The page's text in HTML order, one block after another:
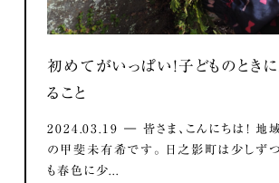
初めてがいっぱい！子どものとき
ること
2024.03.19 ― 皆さま、こんにちは！ 地
の甲斐未有希です。 日之影町は少しずつ
も春色に少...